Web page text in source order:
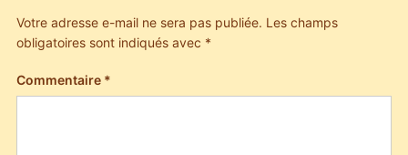
Votre adresse e-mail ne sera pas publiée. Les champs
obligatoires sont indiqués avec *
Commentaire *